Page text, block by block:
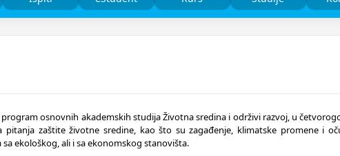
osnovnih akademskih studija Životna sredina i održivi razvoj, u
pitanja zaštite životne sredine, kao što su zagađenje, klimatske promene i
sa ekološkog, ali i sa ekonomskog stanovišta.